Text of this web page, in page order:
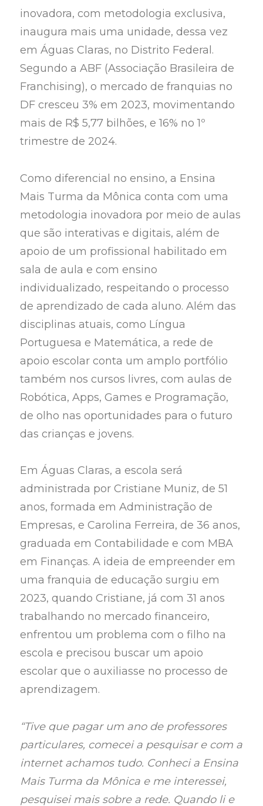
inovadora, com metodologia exclusiva,
inaugura mais uma unidade, dessa vez
em Águas Claras, no Distrito Federal.
Segundo a ABF (Associação Brasileira de
Franchising), o mercado de franquias no
DF cresceu 3% em 2023, movimentando
mais de R$ 5,77 bilhões, e 16% no 1º
trimestre de 2024.
Como diferencial no ensino, a Ensina
Mais Turma da Mônica conta com uma
metodologia inovadora por meio de aulas
que são interativas e digitais, além de
apoio de um profissional habilitado em
sala de aula e com ensino
individualizado, respeitando o processo
de aprendizado de cada aluno. Além das
disciplinas atuais, como Língua
Portuguesa e Matemática, a rede de
apoio escolar conta um amplo portfólio
também nos cursos livres, com aulas de
Robótica, Apps, Games e Programação,
de olho nas oportunidades para o futuro
das crianças e jovens.
Em Águas Claras, a escola será
administrada por Cristiane Muniz, de 51
anos, formada em Administração de
Empresas, e Carolina Ferreira, de 36 anos,
graduada em Contabilidade e com MBA
em Finanças. A ideia de empreender em
uma franquia de educação surgiu em
2023, quando Cristiane, já com 31 anos
trabalhando no mercado financeiro,
enfrentou um problema com o filho na
escola e precisou buscar um apoio
escolar que o auxiliasse no processo de
aprendizagem.
“Tive que pagar um ano de professores
particulares, comecei a pesquisar e com a
internet achamos tudo. Conheci a Ensina
Mais Turma da Mônica e me interessei,
pesquisei mais sobre a rede. Quando li e